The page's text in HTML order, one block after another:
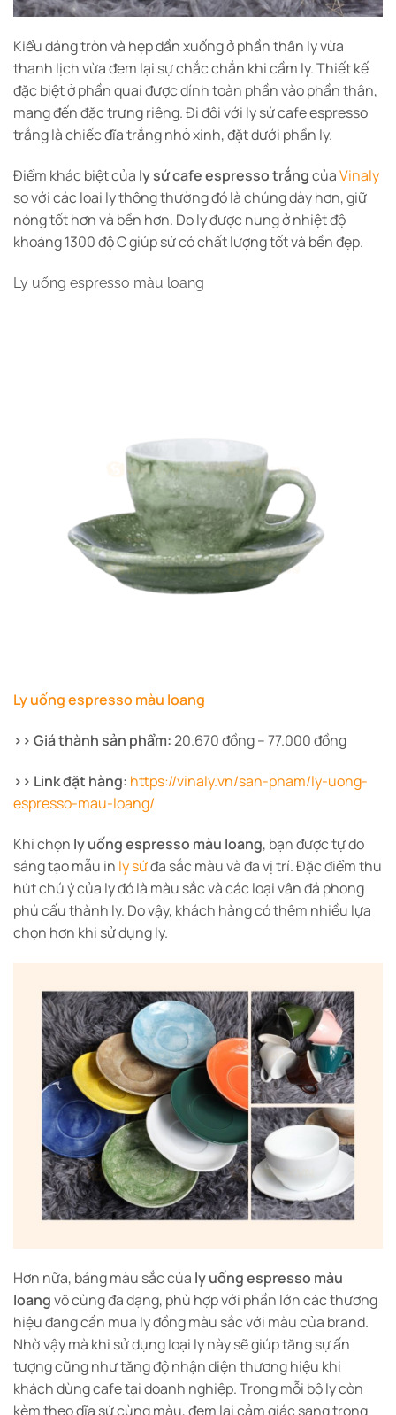
Kiểu dáng tròn và hẹp dần xuống ở phần thân ly vừa
thanh lịch vừa đem lại sự chắc chắn khi cầm ly. Thiết kế
đặc biệt ở phần quai được dính toàn phần vào phần thân,
mang đến đặc trưng riêng. Đi đôi với ly sứ cafe espresso
trắng là chiếc đĩa trắng nhỏ xinh, đặt dưới phần ly.
Điểm khác biệt của ly sứ cafe espresso trắngcủaVinaly
so với các loại ly thông thường đó là chúng dày hơn, giữ
nóng tốt hơn và bền hơn. Do ly được nung ở nhiệt độ
khoảng 1300 độ C giúp sứ có chất lượng tốt và bền đẹp.
Ly uống espresso màu loang
Ly uống espresso màu loang
>> Giá thành sản phẩm:20.670 đồng – 77.000 đồng
>> Link đặt hàng: https://vinaly.vn/san-pham/ly-uong-
espresso-mau-loang/
Khi chọn ly uống espresso màu loang, bạn được tự do
sáng tạo mẫu in ly sứđa sắc màu và đa vị trí. Đặc điểm thu
hút chú ý của ly đó là màu sắc và các loại vân đá phong
phú cấu thành ly. Do vậy, khách hàng có thêm nhiều lựa
chọn hơn khi sử dụng ly.
Hơn nữa, bảng màu sắc của ly uống espresso màu
loangvô cùng đa dạng, phù hợp với phần lớn các thương
hiệu đang cần mua ly đồng màu sắc với màu của brand.
Nhờ vậy mà khi sử dụng loại ly này sẽ giúp tăng sự ấn
tượng cũng như tăng độ nhận diện thương hiệu khi
khách dùng cafe tại doanh nghiệp. Trong mỗi bộ ly còn
kèm theo dĩa sứ cùng màu, đem lại cảm giác sang trọng